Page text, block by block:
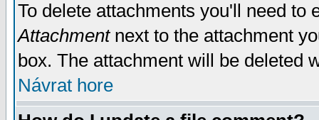
To delete attachments you'll need
Attachmentnext to the attachment
box. The attachment will be deleted
Návrat hore